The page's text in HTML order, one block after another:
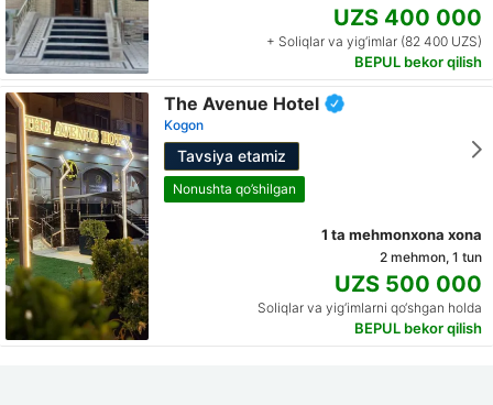
UZS 400 000
+ Soliqlar va yig‘imlar (82 400 UZS)
BEPUL bekor qilish
The Avenue Hotel
Kogon
Tavsiya etamiz
Nonushta qo’shilgan
1 ta mehmonxona xona
2 mehmon, 1 tun
UZS 500 000
Soliqlar va yig‘imlarni qo‘shgan holda
BEPUL bekor qilish